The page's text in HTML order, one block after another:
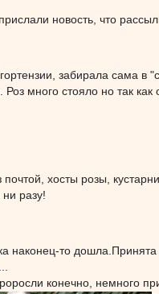
новость, что
забирала сама в
много стояло но так
почтой, хосты розы,
разу!
наконец-то
конечно, немного